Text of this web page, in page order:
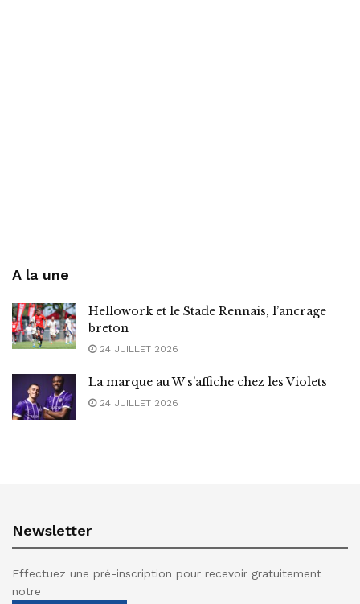
A la une
Hellowork et le Stade Rennais, l’ancrage
breton
24 JUILLET 2026
La marque au W s’affiche chez les Violets
24 JUILLET 2026
Newsletter
Effectuez une pré-inscription pour recevoir gratuitement
notre